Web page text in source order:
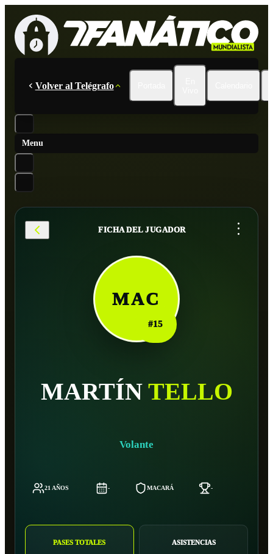
Volver al Telégrafo
Menu
FICHA DEL JUGADOR ...
MAC
#15
MARTÍN TELLO
Volante
21 AÑOS - MACARÁ -
PASES TOTALES ASISTENCIAS